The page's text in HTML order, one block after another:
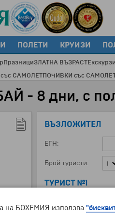
ПОЛЕТИ КРУИЗИ
ПразнициЗЛАТНА ВЪЗРАСТ
САМОЛЕТПОЧИВКИ със
- 8 дни, с
ВЪЗЛОЖИТЕЛ
ЕГН:
Брой туристи:
ТУРИСТ №1
на БОХЕМИЯ използва